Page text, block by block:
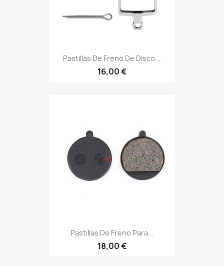
Pastillas De Freno De Disco...
16,00 €
Pastillas De Freno Para...
18,00 €